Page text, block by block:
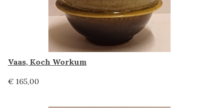
Vaas, Koch Workum
€ 165,00